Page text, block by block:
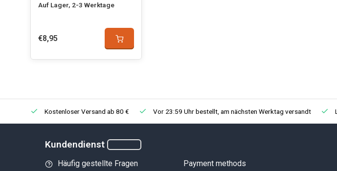
Auf Lager, 2-3 Werktage
€8,95
Kostenloser Versand ab 80 € Vor 23:59 Uhr bestellt, am nächsten Werktag versandt
Kundendienst
Häufig gestellte Fragen Payment methods